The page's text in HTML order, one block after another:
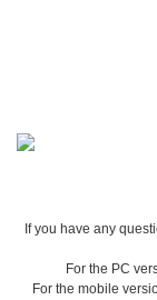
If you have any
For the PC
For the mobile